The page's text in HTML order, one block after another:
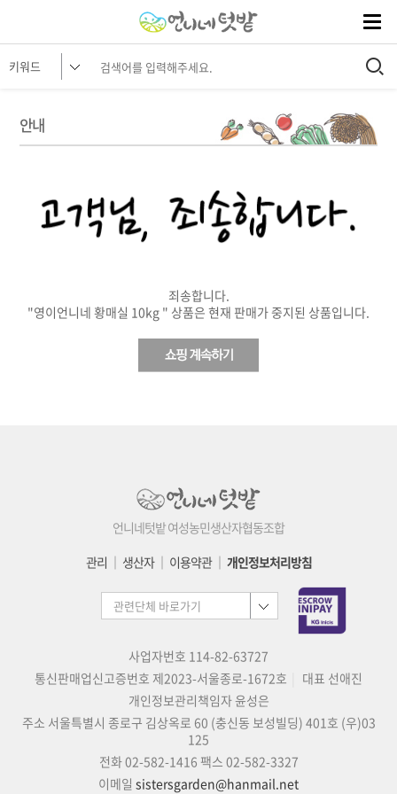
안내
죄송합니다.
"영이언니네 황매실 10kg " 상품은 현재 판매가 중지된 상품입니다.
언니네텃밭 여성농민생산자협동조합
관리 │ 생산자│ 이용약관│ 개인정보처리방침
사업자번호 114-82-63727
통신판매업신고증번호 제2023-서울종로-1672호
대표 선애진
개인정보관리책임자 윤성은
주소 서울특별시 종로구 김상옥로 60 (충신동 보성빌딩) 401호 (우)03
125
전화 02-582-1416 팩스 02-582-3327
이메일 sistersgarden@hanmail.net